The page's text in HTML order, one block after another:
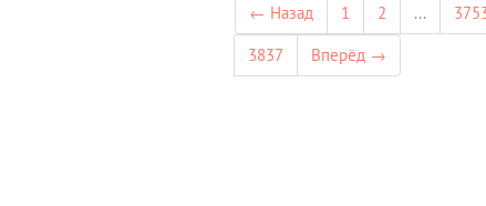
← Назад 1 2 ...
3837
Вперёд →